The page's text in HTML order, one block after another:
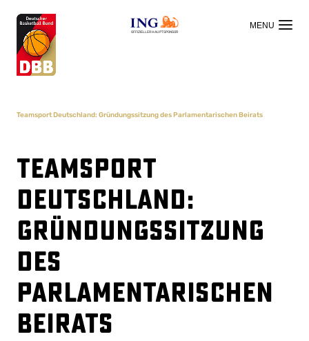
OFFIZIELLER HAUPTSPONSOR
Teamsport Deutschland: Gründungssitzung des Parlamentarischen Beirats
Teamsport
Deutschland:
Gründungssitzung
des
Parlamentarischen
Beirats